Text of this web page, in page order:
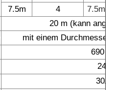
7.5m
4
7.5m
20 m (kann
mit einem Durchmesser
690
24 V